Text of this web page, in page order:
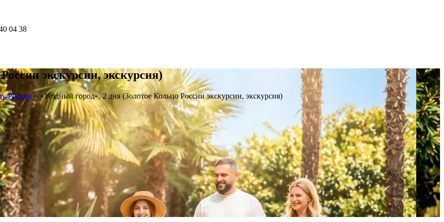
04 38
экскурсии, экскурсия)
России » «Уездный город», 2 дня (Золотое Кольцо России экскурсии, экскурсия)